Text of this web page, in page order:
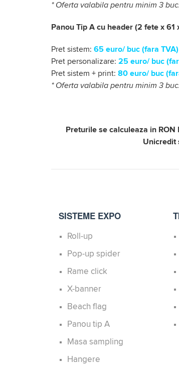
* Oferta valabila pentru minim 3 buc.
Panou Tip A cu header (2 fete x 61
Pret sistem: 65 euro/ buc (fara TVA)
Pret personalizare: 25 euro/ buc
Pret sistem + print: 80 euro/ buc
* Oferta valabila pentru minim 3 buc.
Preturile se calculeaza in
Unicredit
SISTEME EXPO
Roll-up
Pop-up spider
Rame click
X-banner
Beach flag
Panou tip A
Masa sampling
Hangere